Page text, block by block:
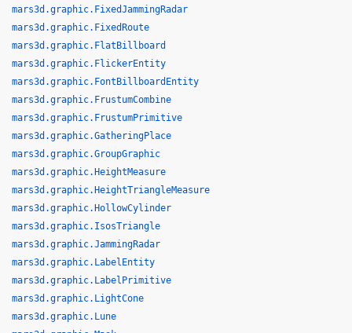
mars3d.graphic.FixedJammingRadar
mars3d.graphic.FixedRoute
mars3d.graphic.FlatBillboard
mars3d.graphic.FlickerEntity
mars3d.graphic.FontBillboardEntity
mars3d.graphic.FrustumCombine
mars3d.graphic.FrustumPrimitive
mars3d.graphic.GatheringPlace
mars3d.graphic.GroupGraphic
mars3d.graphic.HeightMeasure
mars3d.graphic.HeightTriangleMeasure
mars3d.graphic.HollowCylinder
mars3d.graphic.IsosTriangle
mars3d.graphic.JammingRadar
mars3d.graphic.LabelEntity
mars3d.graphic.LabelPrimitive
mars3d.graphic.LightCone
mars3d.graphic.Lune